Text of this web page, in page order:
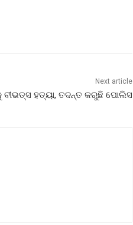
Next article
ହତ୍ୟା, ତଦନ୍ତ କରୁଛି ପୋଲିସ